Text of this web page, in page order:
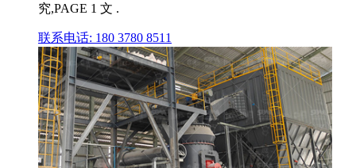
究,PAGE 1 文 .
联系电话: 180 3780 8511